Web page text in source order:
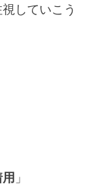
していこう
」